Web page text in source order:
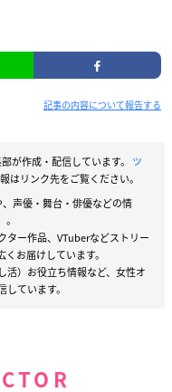
記事の内容について報告する
が作成・配信しています。 ツ
はリンク先をご覧ください。
声優・舞台・俳優などの情
ター作品、VTuberなどストリー
お届けしています。
活）お役立ち情報など、女性オ
ています。